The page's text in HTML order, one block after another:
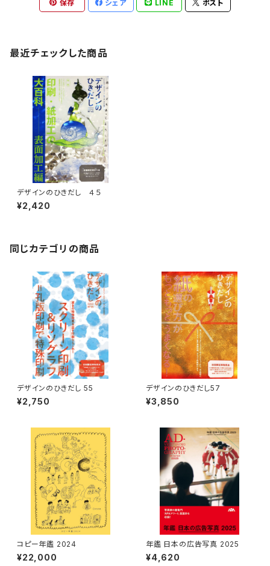
保存 シェア LINE ポスト
最近チェックした商品
デザインのひきだし ４５
¥2,420
同じカテゴリの商品
デザインのひきだし 55
¥2,750
デザインのひきだし57
¥3,850
コピー年鑑 2024
¥22,000
年鑑 日本の広告写真 2025
¥4,620